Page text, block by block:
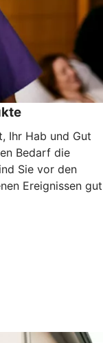
Ihr Hab und Gut
Bedarf die
Sie vor den
Ereignissen gut